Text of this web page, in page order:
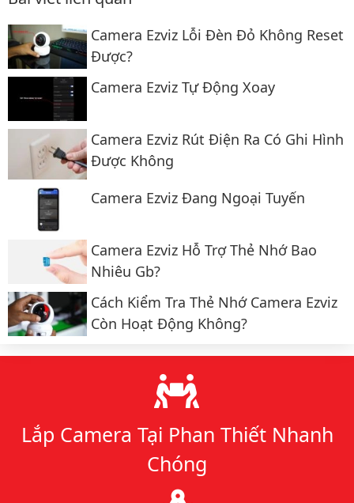
Camera Ezviz Lỗi Đèn Đỏ Không Reset
Được?
Camera Ezviz Tự Động Xoay
Camera Ezviz Rút Điện Ra Có Ghi Hình
Được Không
Camera Ezviz Đang Ngoại Tuyến
Camera Ezviz Hỗ Trợ Thẻ Nhớ Bao
Nhiêu Gb?
Cách Kiểm Tra Thẻ Nhớ Camera Ezviz
Còn Hoạt Động Không?
Lý do chọn chúng tôi
Lắp Camera Tại Phan Thiết Nhanh
Chóng